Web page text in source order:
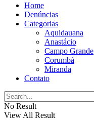
Home
Denúncias
Categorias
Aquidauana
Anastácio
Campo Grande
Corumbá
Miranda
Contato
No Result
View All Result